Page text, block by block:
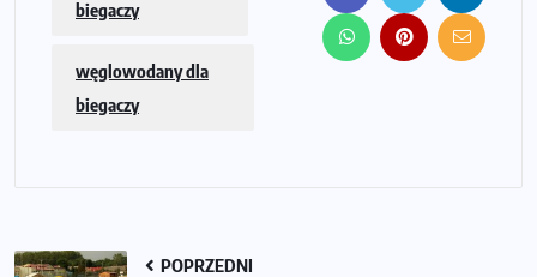
biegaczy
węglowodany dla
biegaczy
POPRZEDNI